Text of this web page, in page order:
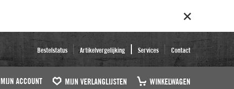
Bestelstatus Artikelvergelijking Services Contact
MIJN ACCOUNT MIJN VERLANGLIJSTEN WINKELWAGEN